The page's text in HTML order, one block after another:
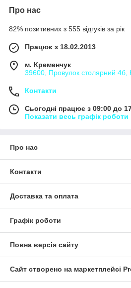
Про нас
82% позитивних з 555 відгуків за рік
Працює з 18.02.2013
м. Кременчук
39600, Провулок столярний 4б,
Контакти
Сьогодні працює з 09:00 до
Показати весь графік роботи
Про нас
Контакти
Доставка та оплата
Графік роботи
Повна версія сайту
Сайт створено на маркетплейсі